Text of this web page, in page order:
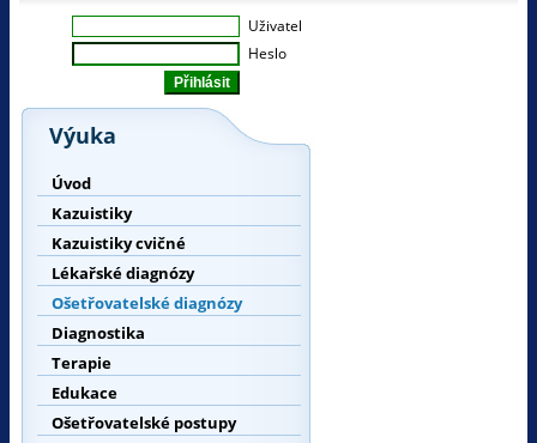
Uživatel
Heslo
Výuka
Úvod
Kazuistiky
Kazuistiky cvičné
Lékařské diagnózy
Ošetřovatelské diagnózy
Diagnostika
Terapie
Edukace
Ošetřovatelské postupy